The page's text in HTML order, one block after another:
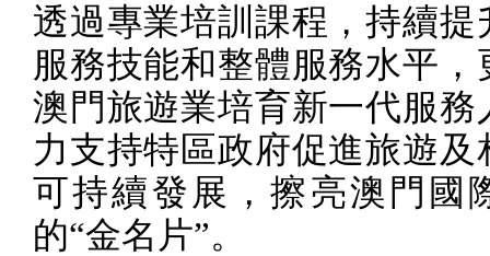
透過專業培訓課程，持續提
服務技能和整體服務水平，
澳門旅遊業培育新一代服務
力支持特區政府促進旅遊及
可持續發展，擦亮澳門國
的“金名片”。